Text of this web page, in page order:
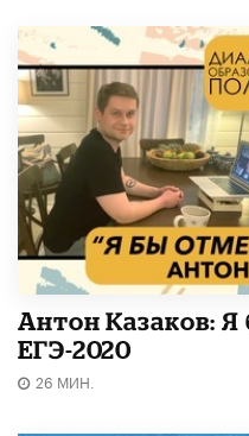
Антон Казаков:
ЕГЭ-2020
26 МИН.